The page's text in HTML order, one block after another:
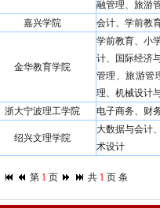
融管理、旅游
嘉兴学院
会计、学前教
金华教育学院
学前教育、小
计、国际经济
管理、旅游管
理、机械设计
浙大宁波理工学院
电子商务、财
绍兴文理学院
大数据与会计
术设计
第 1 页 共 1 页 条